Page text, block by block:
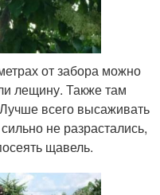
от забора можно
лещину. Также там
всего высаживать
не разрастались,
щавель.